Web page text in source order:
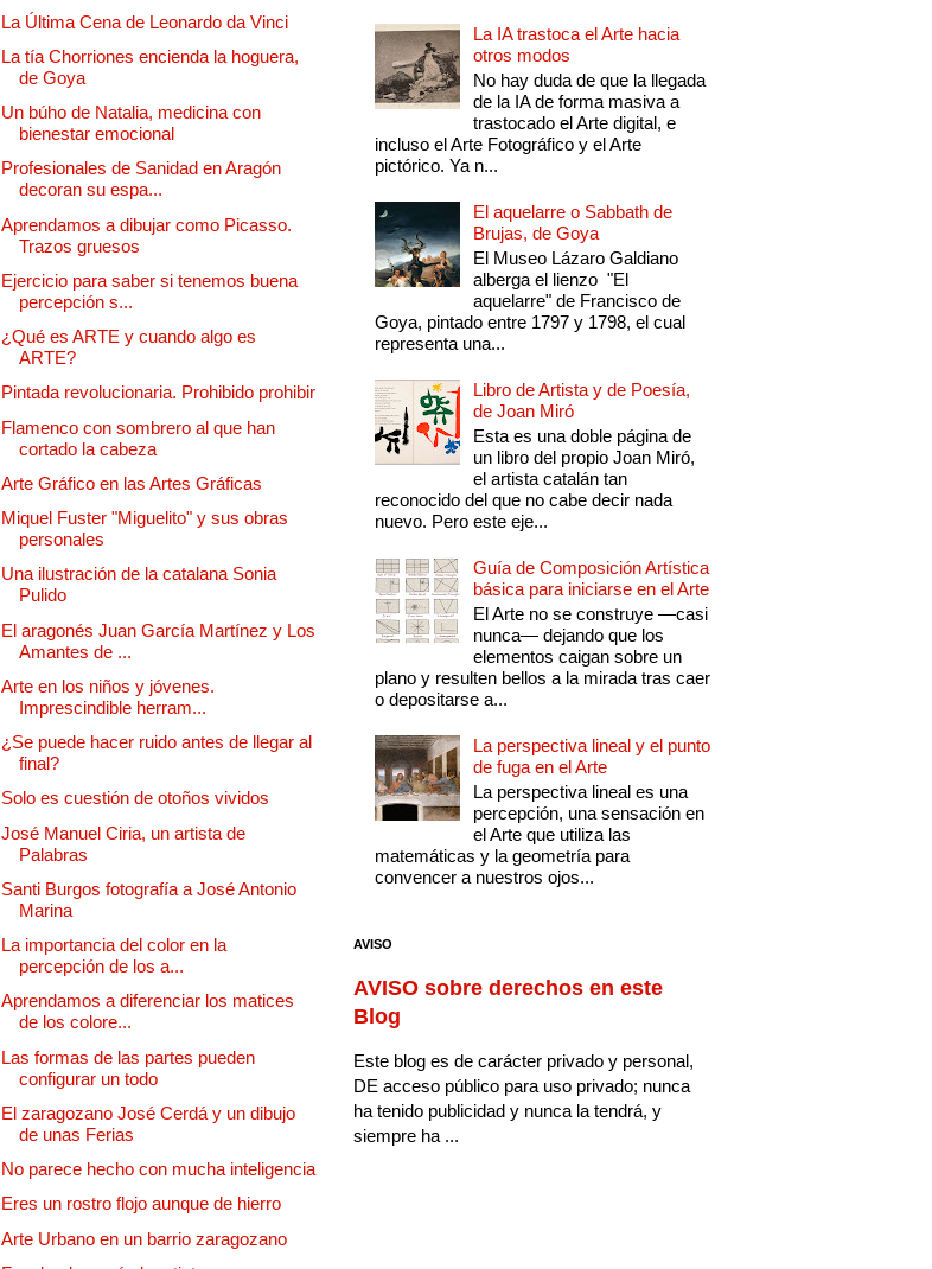
La Última Cena de Leonardo da Vinci
La tía Chorriones encienda la hoguera,
de Goya
Un búho de Natalia, medicina con
bienestar emocional
Profesionales de Sanidad en Aragón
decoran su espa...
Aprendamos a dibujar como Picasso.
Trazos gruesos
Ejercicio para saber si tenemos buena
percepción s...
¿Qué es ARTE y cuando algo es
ARTE?
Pintada revolucionaria. Prohibido prohibir
Flamenco con sombrero al que han
cortado la cabeza
Arte Gráfico en las Artes Gráficas
Miquel Fuster "Miguelito" y sus obras
personales
Una ilustración de la catalana Sonia
Pulido
El aragonés Juan García Martínez y Los
Amantes de ...
Arte en los niños y jóvenes.
Imprescindible herram...
¿Se puede hacer ruido antes de llegar al
final?
Solo es cuestión de otoños vividos
José Manuel Ciria, un artista de
Palabras
Santi Burgos fotografía a José Antonio
Marina
La importancia del color en la
percepción de los a...
Aprendamos a diferenciar los matices
de los colore...
Las formas de las partes pueden
configurar un todo
El zaragozano José Cerdá y un dibujo
de unas Ferias
No parece hecho con mucha inteligencia
Eres un rostro flojo aunque de hierro
Arte Urbano en un barrio zaragozano
La IA trastoca el Arte hacia
otros modos
No hay duda de que la llegada
de la IA de forma masiva a
trastocado el Arte digital, e
incluso el Arte Fotográfico y el Arte
pictórico. Ya n...
El aquelarre o Sabbath de
Brujas, de Goya
El Museo Lázaro Galdiano
alberga el lienzo "El
aquelarre" de Francisco de
Goya, pintado entre 1797 y 1798, el cual
representa una...
Libro de Artista y de Poesía,
de Joan Miró
Esta es una doble página de
un libro del propio Joan Miró,
el artista catalán tan
reconocido del que no cabe decir nada
nuevo. Pero este eje...
Guía de Composición Artística
básica para iniciarse en el Arte
El Arte no se construye —casi
nunca— dejando que los
elementos caigan sobre un
plano y resulten bellos a la mirada tras caer
o depositarse a...
La perspectiva lineal y el punto
de fuga en el Arte
La perspectiva lineal es una
percepción, una sensación en
el Arte que utiliza las
matemáticas y la geometría para
convencer a nuestros ojos...
AVISO
AVISO sobre derechos en este
Blog
Este blog es de carácter privado y personal,
DE acceso público para uso privado; nunca
ha tenido publicidad y nunca la tendrá, y
siempre ha ...